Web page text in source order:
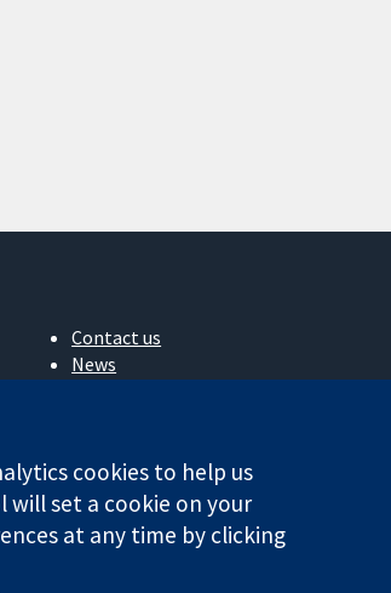
Contact us
News
Cochrane Library
VAT registration number GB 718 2127 49.
cookies to help us
will set a cookie on your
at any time by clicking